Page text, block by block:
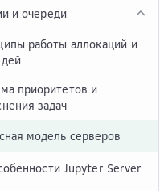
и очереди
работы аллокаций и
приоритетов и
задач
модель серверов
Jupyter Server